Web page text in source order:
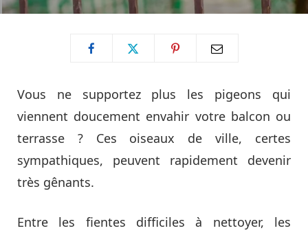
Vous ne supportez plus les pigeons qui
viennent doucement envahir votre balcon ou
terrasse ? Ces oiseaux de ville, certes
sympathiques, peuvent rapidement devenir
très gênants.
Entre les fientes difficiles à nettoyer, les